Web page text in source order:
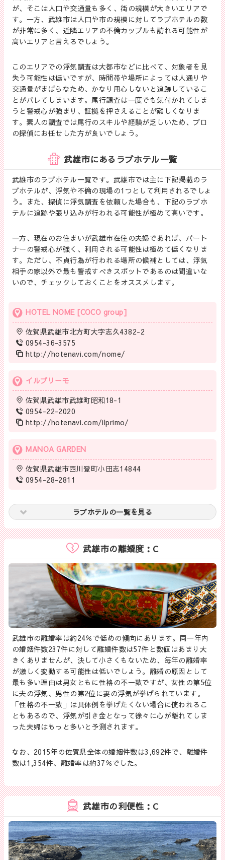
が、そこは人口や交通量も多く、街の規模が大きいエリアで
す。一方、武雄市は人口や市の規模に対してラブホテルの数
が非常に多く、近隣エリアの不倫カップルも訪れる可能性が
高いエリアと言えるでしょう。
このエリアでの浮気調査は大都市などに比べて、対象者を見
失う可能性は低いですが、時間帯や場所によっては人通りや
交通量がまばらなため、かなり用心しないと追跡しているこ
とがバレてしまいます。尾行調査は一度でも気付かれてしま
うと警戒心が強まり、証拠を押さえることが難しくなりま
す。素人の調査では尾行のスキルや経験が乏しいため、プロ
の探偵にお任せした方が良いでしょう。
武雄市にあるラブホテル一覧
武雄市のラブホテル一覧です。武雄市では主に下記掲載のラ
ブホテルが、浮気や不倫の現場の1つとして利用されるでしょ
う。また、探偵に浮気調査を依頼した場合も、下記のラブホ
テルに追跡や張り込みが行われる可能性が極めて高いです。
一方、現在のお住まいが武雄市在住の夫婦であれば、パート
ナーの警戒心が強く、利用される可能性は極めて低くなりま
す。ただし、不貞行為が行われる場所の候補としては、浮気
相手の家以外で最も警戒すべきスポットであるのは間違いな
いので、チェックしておくことをオススメします。
HOTEL NOME [COCO group]
佐賀県武雄市北方町大字志久4382-2
0954-36-3575
http://hotenavi.com/nome/
イルプリーモ
佐賀県武雄市武雄町昭和18-1
0954-22-2020
http://hotenavi.com/ilprimo/
MANOA GARDEN
佐賀県武雄市西川登町小田志14844
0954-28-2811
ラブホテルの一覧を見る
武雄市の離婚度：C
武雄市の離婚率は約24％で低めの傾向にあります。同一年内
の婚姻件数237件に対して離婚件数は57件と数値はあまり大
きくありませんが、決して小さくもないため、毎年の離婚率
が激しく変動する可能性は低いでしょう。離婚の原因として
最も多い理由は男女ともに性格の不一致ですが、女性の第5位
に夫の浮気、男性の第2位に妻の浮気が挙げられています。
「性格の不一致」は具体例を挙げたくない場合に使われるこ
ともあるので、浮気が引き金となって徐々に心が離れてしま
った夫婦はもっと多いと予測されます。
なお、2015年の佐賀県全体の婚姻件数は3,692件で、離婚件
数は1,354件、離婚率は約37％でした。
武雄市の利便性：C